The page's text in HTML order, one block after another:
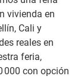
vivienda en
Cali y
reales en
feria,
000 con opción